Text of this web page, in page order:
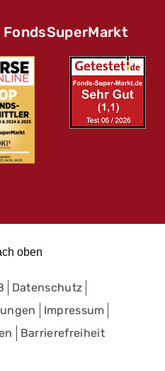
oben
Datenschutz
Impressum
Barrierefreiheit